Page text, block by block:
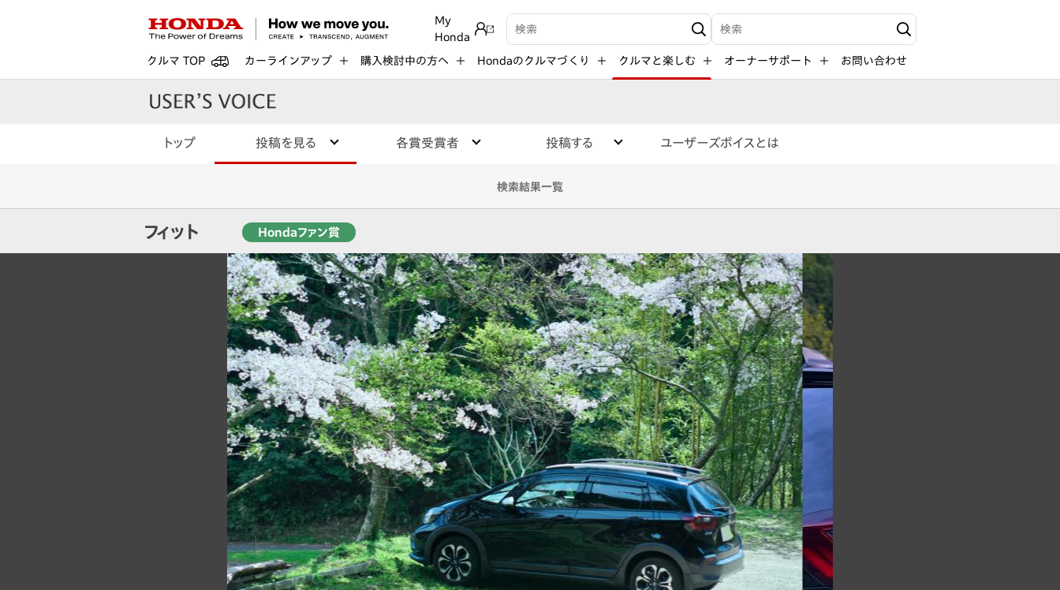
My
Honda
検索キーワード入力 検索キーワード入力
クルマ TOP カーラインアップ 購入検討中の方へ Hondaのクルマづくり クルマと楽しむ オーナーサポート お問い合わせ
トップ 投稿を見る 各賞受賞者 投稿する ユーザーズボイスとは
検索結果一覧
フィット Hondaファン賞